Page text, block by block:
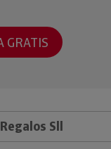
GRATIS
Sll